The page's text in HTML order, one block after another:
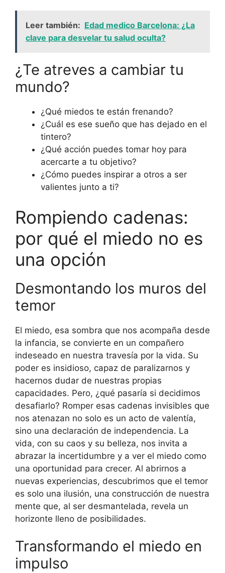
Leer también: Edad medico Barcelona: ¿La
clave para desvelar tu salud oculta?
¿Te atreves a cambiar tu
mundo?
¿Qué miedos te están frenando?
¿Cuál es ese sueño que has dejado en el
tintero?
¿Qué acción puedes tomar hoy para
acercarte a tu objetivo?
¿Cómo puedes inspirar a otros a ser
valientes junto a ti?
Rompiendo cadenas:
por qué el miedo no es
una opción
Desmontando los muros del
temor
El miedo, esa sombra que nos acompaña desde
la infancia, se convierte en un compañero
indeseado en nuestra travesía por la vida. Su
poder es insidioso, capaz de paralizarnos y
hacernos dudar de nuestras propias
capacidades. Pero, ¿qué pasaría si decidimos
desafiarlo? Romper esas cadenas invisibles que
nos atenazan no solo es un acto de valentía,
sino una declaración de independencia. La
vida, con su caos y su belleza, nos invita a
abrazar la incertidumbre y a ver el miedo como
una oportunidad para crecer. Al abrirnos a
nuevas experiencias, descubrimos que el temor
es solo una ilusión, una construcción de nuestra
mente que, al ser desmantelada, revela un
horizonte lleno de posibilidades.
Transformando el miedo en
impulso